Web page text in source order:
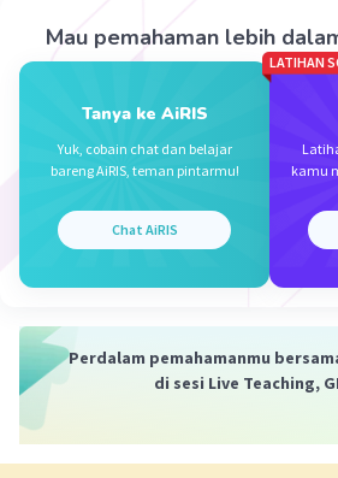
L = -(1)²+2(1)+24
L = -1+2+24
Beri Rating·0.0
Mau pemahaman lebih
Tanya ke AiRIS
Yuk, cobain chat dan belajar
bareng AiRIS, teman pintarmu!
Chat AiRIS
LATIHAN
kamu
Perdalam pemahamanmu
di sesi Live Teaching,